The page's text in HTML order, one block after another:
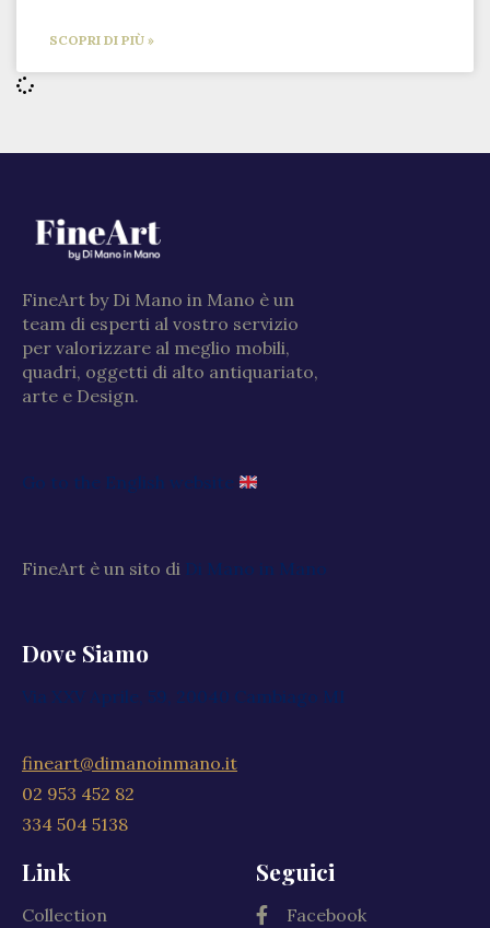
SCOPRI DI PIÙ »
FineArt by Di Mano in Mano è un
team di esperti al vostro servizio
per valorizzare al meglio mobili,
quadri, oggetti di alto antiquariato,
arte e Design.
Go to the English website
FineArt è un sito di Di Mano in Mano
Dove Siamo
Via XXV Aprile, 59, 20040 Cambiago MI
fineart@dimanoinmano.it
02 953 452 82
334 504 5138
Link
Collection
Seguici
Facebook